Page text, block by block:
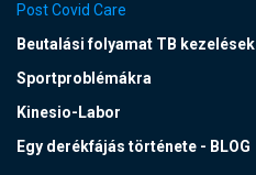
Post Covid Care
Beutalási folyamat TB kezelések
Sportproblémákra
Kinesio-Labor
Egy derékfájás története - BLOG